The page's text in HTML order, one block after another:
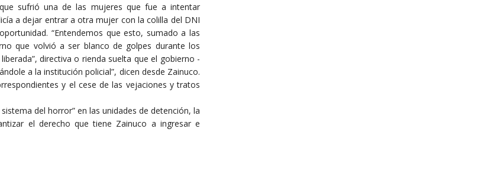
sufrió una de las mujeres que fue a intentar
a dejar entrar a otra mujer con la colilla del DNI
“Entendemos que esto, sumado a las
que volvió a ser blanco de golpes durante los
directiva o rienda suelta que el gobierno -
a la institución policial”, dicen desde Zainuco.
y el cese de las vejaciones y tratos
del horror” en las unidades de detención, la
el derecho que tiene Zainuco a ingresar e